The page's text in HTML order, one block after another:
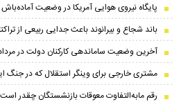
پایگاه نیروی هوایی آمریکا در وضعیت آماده‌باش
باند شجاع و بیرانوند باعث جدایی ربیعی از
آخرین وضعیت ساماندهی کارکنان دولت در مرداد
مشتری خارجی برای وینگر استقلال که در جنگ
رقم مابه‌التفاوت معوقات بازنشستگان چقدر